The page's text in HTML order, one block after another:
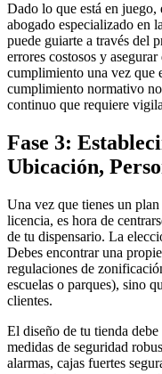
Dado lo que está en juego,
abogado especializado en
puede guiarte a través del
errores costosos y
cumplimiento una vez que
cumplimiento normativo
continuo que requiere
Fase 3:
Ubicación,
Una vez que tienes un
licencia, es hora de
de tu dispensario. La
Debes encontrar una
regulaciones de
escuelas o parques), sino
clientes.
El diseño de tu tienda
medidas de seguridad
alarmas, cajas fuertes